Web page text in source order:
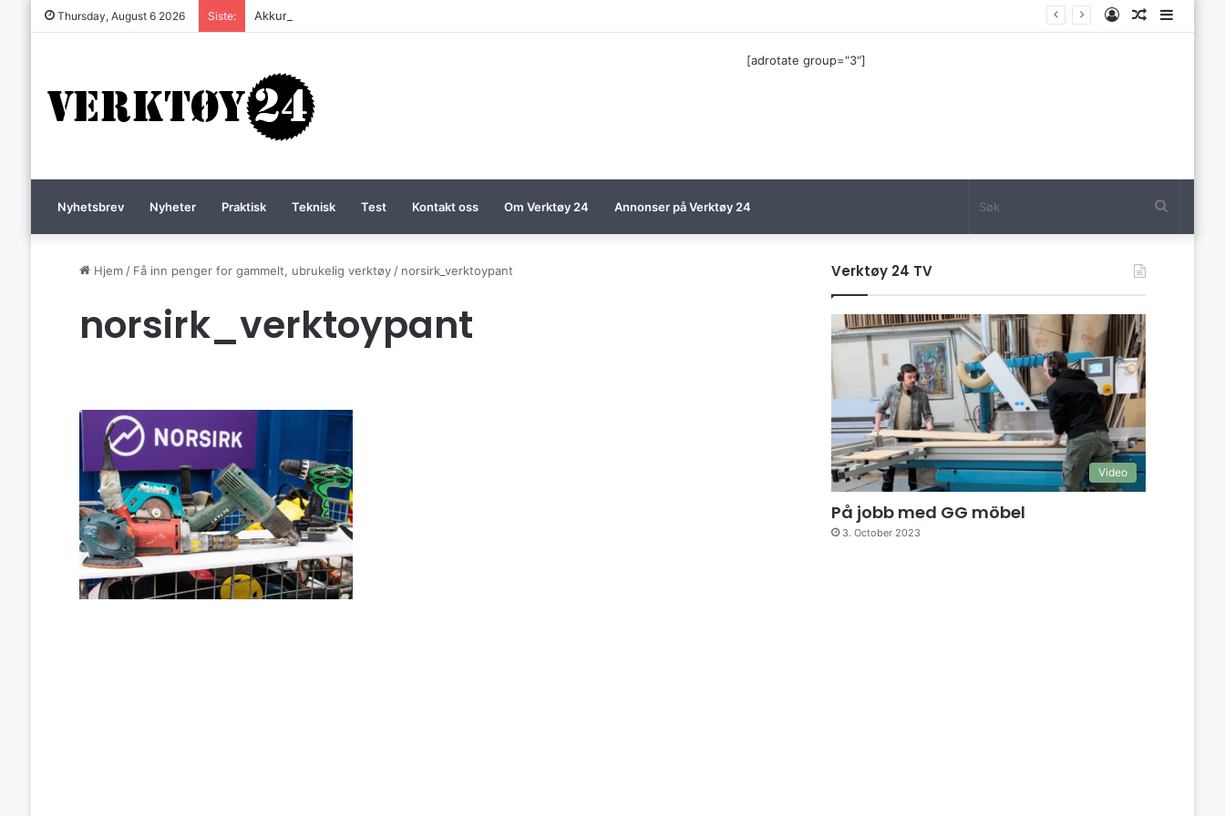
Thursday, August 6 2026 Siste: Akkurat nå er batteri-bordsaga til Festool billigere Sidebar
Tilfeldig
Log
[adrotate group="3"]
Nyhetsbrev Nyheter Praktisk Teknisk Test Kontakt oss Om Verktøy 24 Annonser på Verktøy 24
Hjem / Få inn penger for gammelt, ubrukelig verktøy / norsirk_verktoypant
norsirk_verktoypant
Verktøy 24 TV
Video
På jobb med GG möbel
3. October 2023